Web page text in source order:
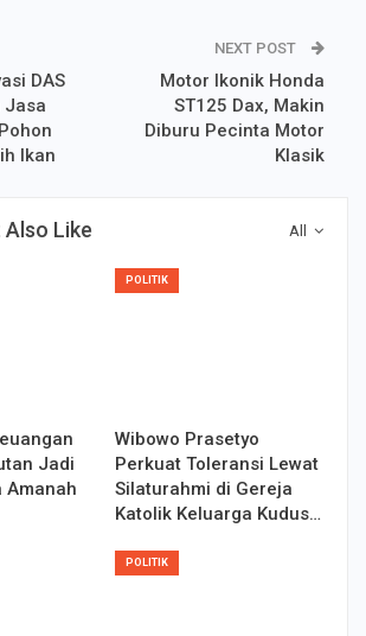
DAS
Jasa
Ikan
NEXT POST
Motor Ikonik Honda
ST125 Dax, Makin
Diburu Pecinta Motor
Klasik
All
Like
Jadi
Amanah
POLITIK
Wibowo Prasetyo
Perkuat Toleransi Lewat
Silaturahmi di Gereja
Katolik Keluarga Kudus…
POLITIK